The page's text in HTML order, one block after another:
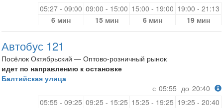
05:27 - 09:00 09:00 - 15:00 15:00 - 19:00 19:00 - 21:13
6 мин
15 мин 6 мин 19 мин
Автобус 121
Посёлок Октябрьский — Оптово-розничный рынок
идет по направлению к остановке
Балтийская улица
с 05:55 до 20:40
05:55 - 09:25 09:25 - 15:25 15:25 - 19:25 19:25 - 20:40